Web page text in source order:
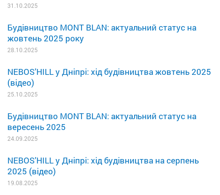
31.10.2025
Будівництво MONT BLAN: актуальний статус на
жовтень 2025 року
28.10.2025
NEBOS'HILL у Дніпрі: хід будівництва жовтень 2025
(відео)
25.10.2025
Будівництво MONT BLAN: актуальний статус на
вересень 2025
24.09.2025
NEBOS'HILL у Дніпрі: хід будівництва на серпень
2025 (відео)
19.08.2025